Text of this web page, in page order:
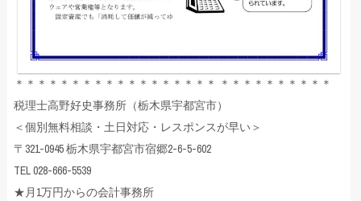
＊＊＊＊＊＊＊＊＊＊＊＊＊＊＊＊＊＊ ＊＊＊＊＊＊＊＊＊＊
税理士高野好史事務所（栃木県宇都宮市）
＜個別無料相談・土日対応・レスポンスが早い＞
〒321-0945 栃木県宇都宮市宿郷2-6-5-602
TEL 028-666-5539
★月1万円からの会計事務所